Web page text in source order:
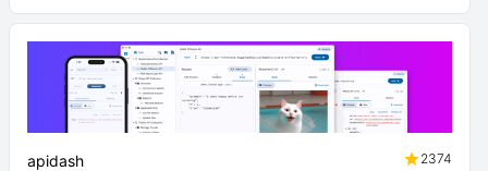
apidash
2374